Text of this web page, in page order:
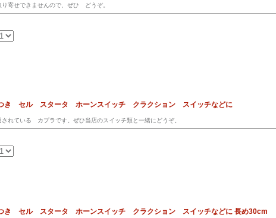
寄せできませんので、ぜひ どうぞ。
き セル スタータ ホーンスイッチ クラクション スイッチなどに
れている カプラです。ぜひ当店のスイッチ類と一緒にどうぞ。
き セル スタータ ホーンスイッチ クラクション スイッチなどに 長め30cm